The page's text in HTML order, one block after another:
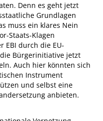
Denn es geht jetzt
Grundlagen
muss ein klares Nein
Staats-Klagen
EBI durch die EU-
Bürgerinitiative jetzt
Auch hier könnten sich
Instrument
und selbst eine
anbieten.